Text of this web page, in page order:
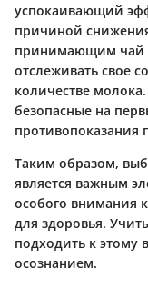
успокаивающий
причиной
принимающим чай
отслеживать свое
количестве
безопасные на
противопоказания
Таким образом,
является важным
особого внимания
для здоровья.
подходить к этому
осознанием.